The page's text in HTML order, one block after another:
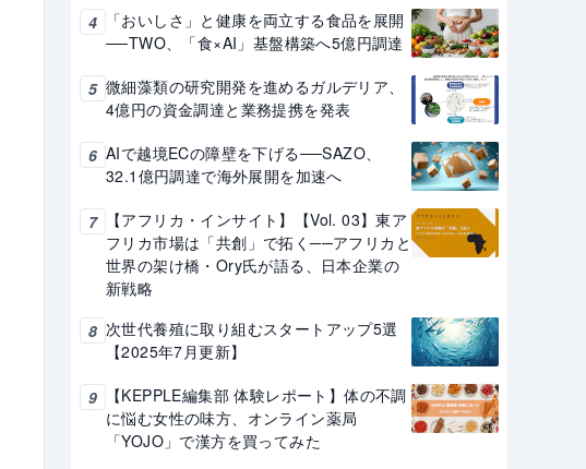
4
「おいしさ」と健康を両立する食品を展開
──TWO、「食×AI」基盤構築へ5億円調達
5 微細藻類の研究開発を進めるガルデリア、
4億円の資金調達と業務提携を発表
6 AIで越境ECの障壁を下げる──SAZO、
32.1億円調達で海外展開を加速へ
7
【アフリカ・インサイト】【Vol. 03】東ア
フリカ市場は「共創」で拓く──アフリカと
世界の架け橋・Ory氏が語る、日本企業の
新戦略
8 次世代養殖に取り組むスタートアップ5選
【2025年7月更新】
9
【KEPPLE編集部 体験レポート】体の不調
に悩む女性の味方、オンライン薬局
「YOJO」で漢方を買ってみた